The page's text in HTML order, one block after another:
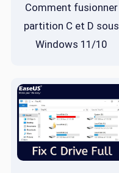
Comment fusionner
partition C et D sous
Windows 11/10